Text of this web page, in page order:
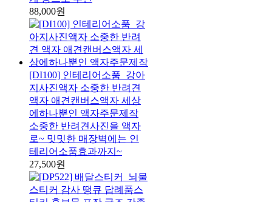
88,000원
[DI100] 인테리어소품_강아
지사진액자 소중한 반려견
액자 애견캔버스액자 세상
에하나뿐인 액자주문제작
소중한 반려견사진을 액자
로~ 밋밋한 매장벽에는 인
테리어소품효과까지~
27,500원